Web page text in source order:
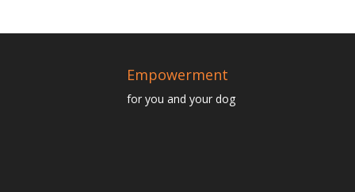
Empowerment
for you and your dog